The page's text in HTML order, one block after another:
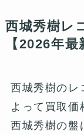
西城秀樹レ
【2026年最
西城秀樹のレ
よって買取価
西城秀樹の盤